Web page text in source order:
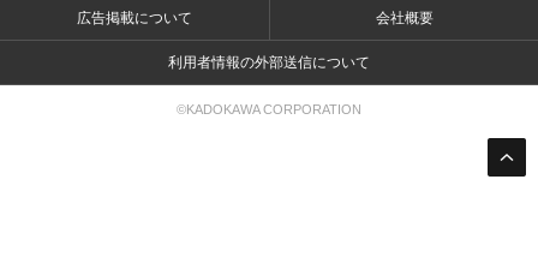
広告掲載について 会社概要
利用者情報の外部送信について
©KADOKAWA CORPORATION